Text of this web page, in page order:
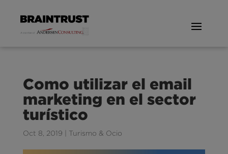
Como utilizar el email
marketing en el sector
turístico
Oct 8, 2019 Turismo & Ocio